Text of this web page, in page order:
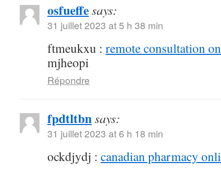
osfueffesays:
31 juillet 2023 at 5 h 38 min
ftmeukxu : remote consultation
mjheopi
Répondre
fpdtltbnsays:
31 juillet 2023 at 6 h 18 min
ockdjydj : canadian pharmacy